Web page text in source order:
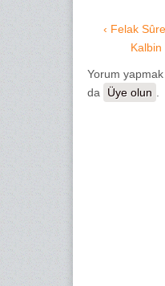
‹ Felak
Kalbin
Yorum yapmak
da
Üye olun .